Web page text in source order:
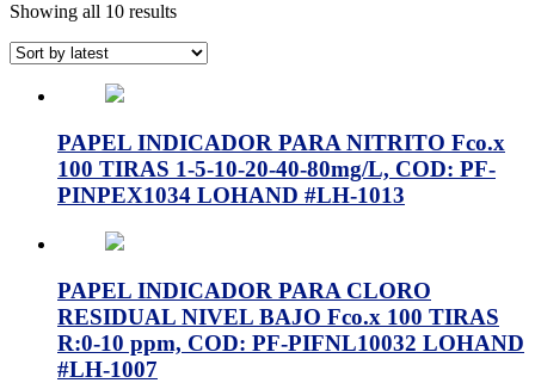
Showing all 10 results
PAPEL INDICADOR PARA NITRITO Fco.x
100 TIRAS 1-5-10-20-40-80mg/L, COD: PF-
PINPEX1034 LOHAND #LH-1013
PAPEL INDICADOR PARA CLORO
RESIDUAL NIVEL BAJO Fco.x 100 TIRAS
R:0-10 ppm, COD: PF-PIFNL10032 LOHAND
#LH-1007